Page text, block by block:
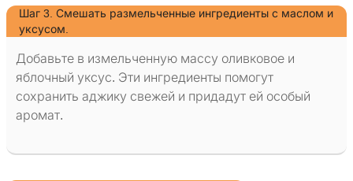
Шаг 3. Смешать размельченные ингредиенты с маслом и
уксусом.
Добавьте в измельченную массу оливковое и
яблочный уксус. Эти ингредиенты помогут
сохранить аджику свежей и придадут ей особый
аромат.